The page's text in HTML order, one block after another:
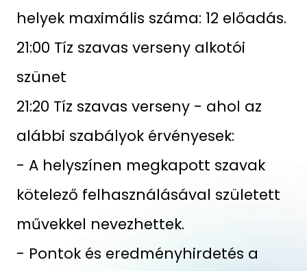
helyek maximális száma: 12 előadás.
21:00 Tíz szavas verseny alkotói
szünet
21:20 Tíz szavas verseny - ahol az
alábbi szabályok érvényesek:
- A helyszínen megkapott szavak
kötelező felhasználásával született
művekkel nevezhettek.
- Pontok és eredményhirdetés a